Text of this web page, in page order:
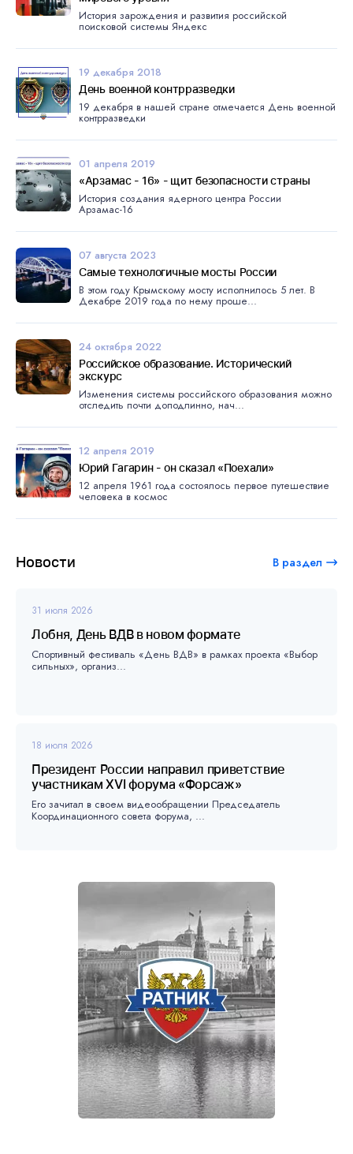
Новости В раздел
31 июля 2026
Лобня, День ВДВ в новом формате
Спортивный фестиваль «День ВДВ» в рамках проекта «Выбор
сильных», организ...
18 июля 2026
Президент России направил приветствие
участникам XVI форума «Форсаж»
Его зачитал в своем видеообращении Председатель
Координационного совета форума, ...
История зарождения и развития российской
поисковой системы Яндекс
19 декабря 2018
День военной контрразведки
19 декабря в нашей стране отмечается День военной
контрразведки
01 апреля 2019
«Арзамас - 16» - щит безопасности страны
История создания ядерного центра России
Арзамас-16
07 августа 2023
Самые технологичные мосты России
В этом году Крымскому мосту исполнилось 5 лет. В
Декабре 2019 года по нему проше...
24 октября 2022
Российское образование. Исторический
экскурс
Изменения системы российского образования можно
отследить почти доподлинно, нач...
12 апреля 2019
Юрий Гагарин - он сказал «Поехали»
12 апреля 1961 года состоялось первое путешествие
человека в космос